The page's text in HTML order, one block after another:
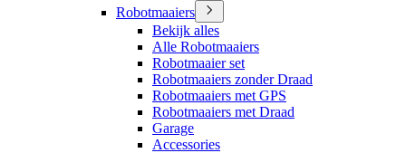
Robotmaaiers
Bekijk alles
Alle Robotmaaiers
Robotmaaier set
Robotmaaiers zonder Draad
Robotmaaiers met GPS
Robotmaaiers met Draad
Garage
Accessories